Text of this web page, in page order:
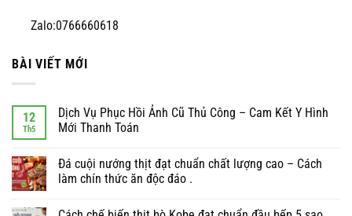
Zalo:0766660618
BÀI VIẾT MỚI
12
Th5
Dịch Vụ Phục Hồi Ảnh Cũ Thủ Công – Cam Kết Y Hình
Mới Thanh Toán
Đá cuội nướng thịt đạt chuẩn chất lượng cao – Cách
làm chín thức ăn độc đáo .